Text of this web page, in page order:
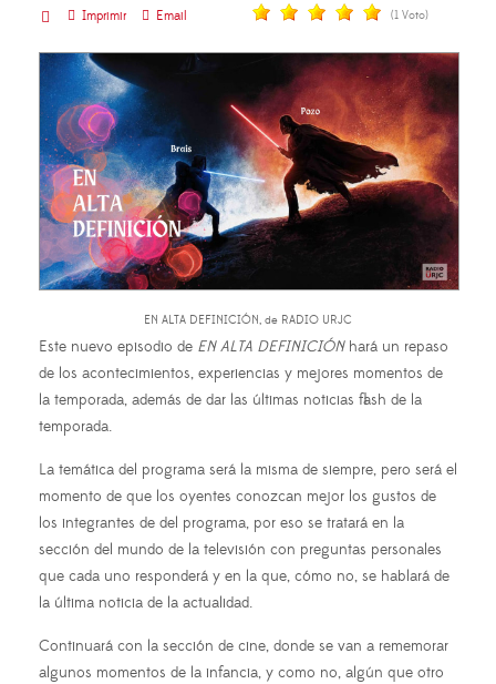
Imprimir
Email (1 Voto)
EN ALTA DEFINICIÓN, de RADIO URJC
Este nuevo episodio de EN ALTA DEFINICIÓNhará un repaso
de los acontecimientos, experiencias y mejores momentos de
la temporada, además de dar las últimas noticias flash de la
temporada.
La temática del programa será la misma de siempre, pero será el
momento de que los oyentes conozcan mejor los gustos de
los integrantes de del programa, por eso se tratará en la
sección del mundo de la televisión con preguntas personales
que cada uno responderá y en la que, cómo no, se hablará de
la última noticia de la actualidad.
Continuará con la sección de cine, donde se van a rememorar
algunos momentos de la infancia, y como no, algún que otro